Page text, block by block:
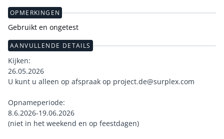
OPMERKINGEN
Gebruikt en ongetest
AANVULLENDE DETAILS
Kijken:
26.05.2026
U kunt u alleen op afspraak op project.de@surplex.com
Opnameperiode:
8.6.2026-19.06.2026
(niet in het weekend en op feestdagen)